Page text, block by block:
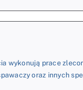
wykonują prace
oraz innych